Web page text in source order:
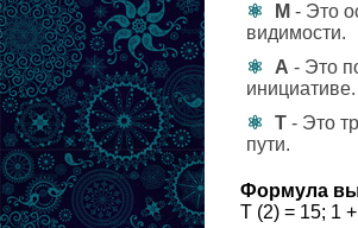
М - Это
видимости.
А - Это
инициативе.
Т - Это
пути.
Формула
Т (2) = 15; 1